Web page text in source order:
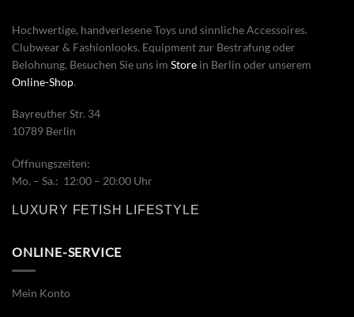
Hochwertige, handverlesene Toys und sinnliche Accessoires.
Clubwear & Fashionlooks. Equipment zur Bestrafung oder
Belohnung. Besuchen Sie uns im Store in Berlin oder unserem
Online-Shop.
Bayreuther Str. 34
10789 Berlin
Öffnungszeiten:
Mo. – Sa.: 12:00 – 20:00 Uhr
LUXURY FETISH LIFESTYLE
ONLINE-SERVICE
Mein Konto